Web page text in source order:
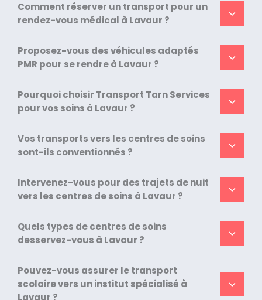
Comment réserver un transport pour un
rendez-vous médical à Lavaur ?
Proposez-vous des véhicules adaptés
PMR pour se rendre à Lavaur ?
Pourquoi choisir Transport Tarn Services
pour vos soins à Lavaur ?
Vos transports vers les centres de soins
sont-ils conventionnés ?
Intervenez-vous pour des trajets de nuit
vers les centres de soins à Lavaur ?
Quels types de centres de soins
desservez-vous à Lavaur ?
Pouvez-vous assurer le transport
scolaire vers un institut spécialisé à
Lavaur ?